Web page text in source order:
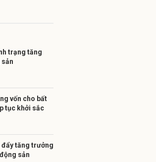
trạng tăng
vốn cho bất
tục khởi sắc
đẩy tăng trưởng
sản